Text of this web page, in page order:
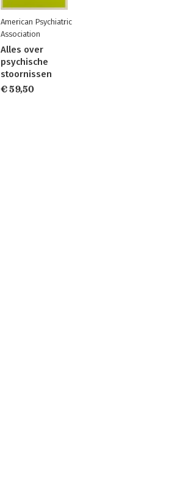
American Psychiatric
Association
Alles over
psychische
stoornissen
€ 59,50